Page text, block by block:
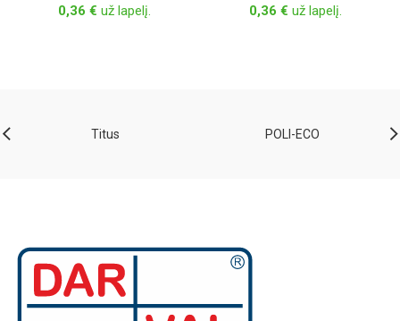
0,36 € už lapelį. 0,36 € už lapelį.
Titus POLI-ECO